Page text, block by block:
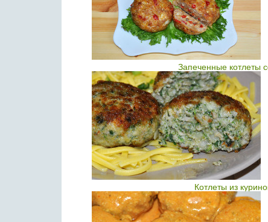
Запеченные котлеты
Котлеты из